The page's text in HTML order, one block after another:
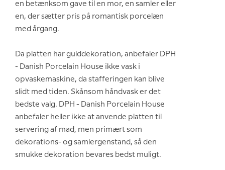
en betænksom gave til en mor, en samler eller
en, der sætter pris på romantisk porcelæn
med årgang.
Da platten har gulddekoration, anbefaler DPH
- Danish Porcelain House ikke vask i
opvaskemaskine, da stafferingen kan blive
slidt med tiden. Skånsom håndvask er det
bedste valg. DPH - Danish Porcelain House
anbefaler heller ikke at anvende platten til
servering af mad, men primært som
dekorations- og samlergenstand, så den
smukke dekoration bevares bedst muligt.